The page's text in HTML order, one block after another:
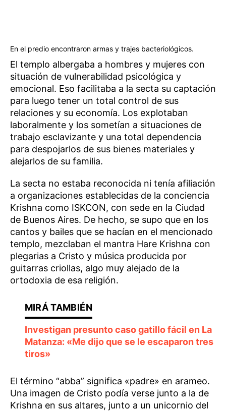
En el predio encontraron armas y trajes bacteriológicos.
El templo albergaba a hombres y mujeres con
situación de vulnerabilidad psicológica y
emocional. Eso facilitaba a la secta su captación
para luego tener un total control de sus
relaciones y su economía. Los explotaban
laboralmente y los sometían a situaciones de
trabajo esclavizante y una total dependencia
para despojarlos de sus bienes materiales y
alejarlos de su familia.
La secta no estaba reconocida ni tenía afiliación
a organizaciones establecidas de la conciencia
Krishna como ISKCON, con sede en la Ciudad
de Buenos Aires. De hecho, se supo que en los
cantos y bailes que se hacían en el mencionado
templo, mezclaban el mantra Hare Krishna con
plegarias a Cristo y música producida por
guitarras criollas, algo muy alejado de la
ortodoxia de esa religión.
Investigan presunto caso gatillo fácil en La
Matanza: «Me dijo que se le escaparon tres
tiros»
El término “abba” significa «padre» en arameo.
Una imagen de Cristo podía verse junto a la de
Krishna en sus altares, junto a un unicornio del